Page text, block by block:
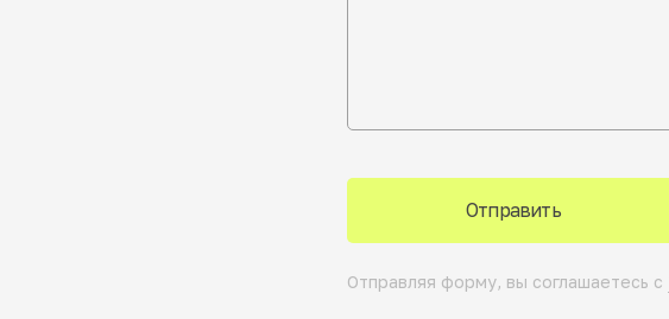
Отправить
Отправляя форму, вы соглашаетесь с